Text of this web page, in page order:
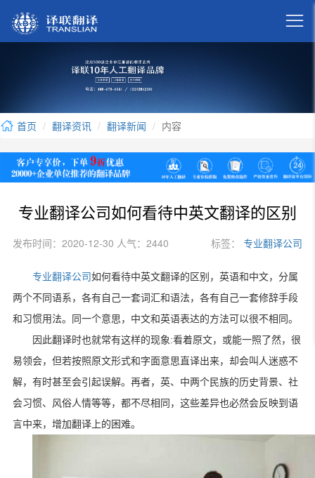

首页 翻译资讯 翻译新闻 内容
专业翻译公司如何看待中英文翻译的区别
发布时间：2020-12-30 人气：2440 标签： 专业翻译公司
专业翻译公司 如何看待中英文翻译的区别，英语和中文，分属
两个不同语系，各有自己一套词汇和语法，各有自己一套修辞手段
和习惯用法。同一个意思，中文和英语表达的方法可以很不相同。
因此翻译时也就常有这样的现象:看着原文，或能一照了然，很
易领会，但若按照原文形式和字面意思直译出来，却会叫人迷惑不
解，有时甚至会引起误解。再者，英、中两个民族的历史背景、社
会习惯、风俗人情等等，都不尽相同，这些差异也必然会反映到语
言中来，增加翻译上的困难。